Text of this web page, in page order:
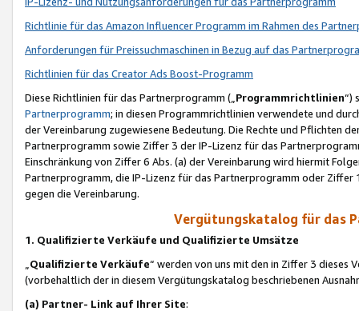
Richtlinie für das Amazon Influencer Programm im Rahmen des
Anforderungen für Preissuchmaschinen in Bezug auf das
Richtlinien für das Creator Ads Boost-Programm
Diese Richtlinien für das Partnerprogramm („Programmrichtlinien“)
Partnerprogramm; in diesen Programmrichtlinien verwendete und
der Vereinbarung zugewiesene Bedeutung. Die Rechte und Pflichten
Partnerprogramm sowie Ziffer 3 der IP-Lizenz für das
Einschränkung von Ziffer 6 Abs. (a) der Vereinbarung wird hiermit
Partnerprogramm, die IP-Lizenz für das Partnerprogramm oder
gegen die Vereinbarung.
Vergütungskatalog für das
1. Qualifizierte Verkäufe und Qualifizierte Umsätze
Qualifizierte Verkäufe“ werden von uns mit den in Ziffer 3
(vorbehaltlich der in diesem Vergütungskatalog beschriebenen
(a) Partner- Link auf Ihrer Site: